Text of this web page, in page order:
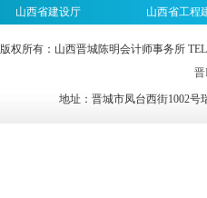
山西省建设厅 山西省工程
版权所有：山西晋城陈明会计师事务所 TEL
晋
地址：晋城市凤台西街1002